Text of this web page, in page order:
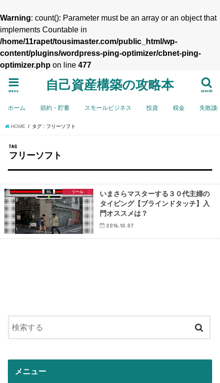
Warning: count(): Parameter must be an array or an object that
implements Countable in
/home/11rapet/tousimaster.com/public_html/wp-
content/plugins/wordpress-ping-optimizer/cbnet-ping-
optimizer.php on line 477
自己資産構築の攻略本 search
menu
ホーム 節約・貯蓄 スモールビジネス 投資 税金 失敗談
HOME タグ : フリーソフト
TAG
フリーソフト
ツール
いまさらマスターする３０代主婦の
タイピング【ブラインドタッチ】入
門オススメは？
2016.10.07
メニュー